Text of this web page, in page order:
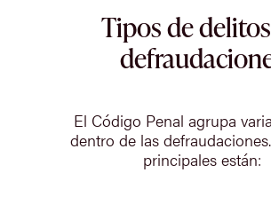
Tipos de
El Código Penal agrupa
dentro de las
principales están: